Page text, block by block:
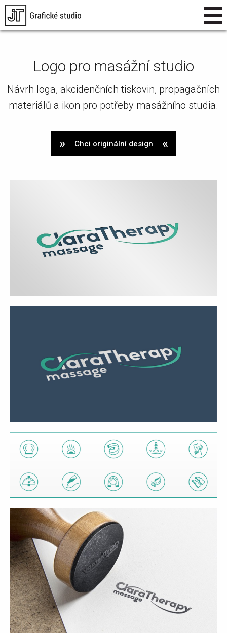
Logo pro masážní studio
Návrh loga, akcidenčních tiskovin, propagačních
materiálů a ikon pro potřeby masážního studia.
Chci originální design